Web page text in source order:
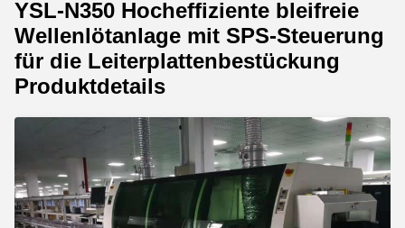
YSL-N350 Hocheffiziente bleifreie
Wellenlötanlage mit SPS-Steuerung
für die Leiterplattenbestückung
Produktdetails